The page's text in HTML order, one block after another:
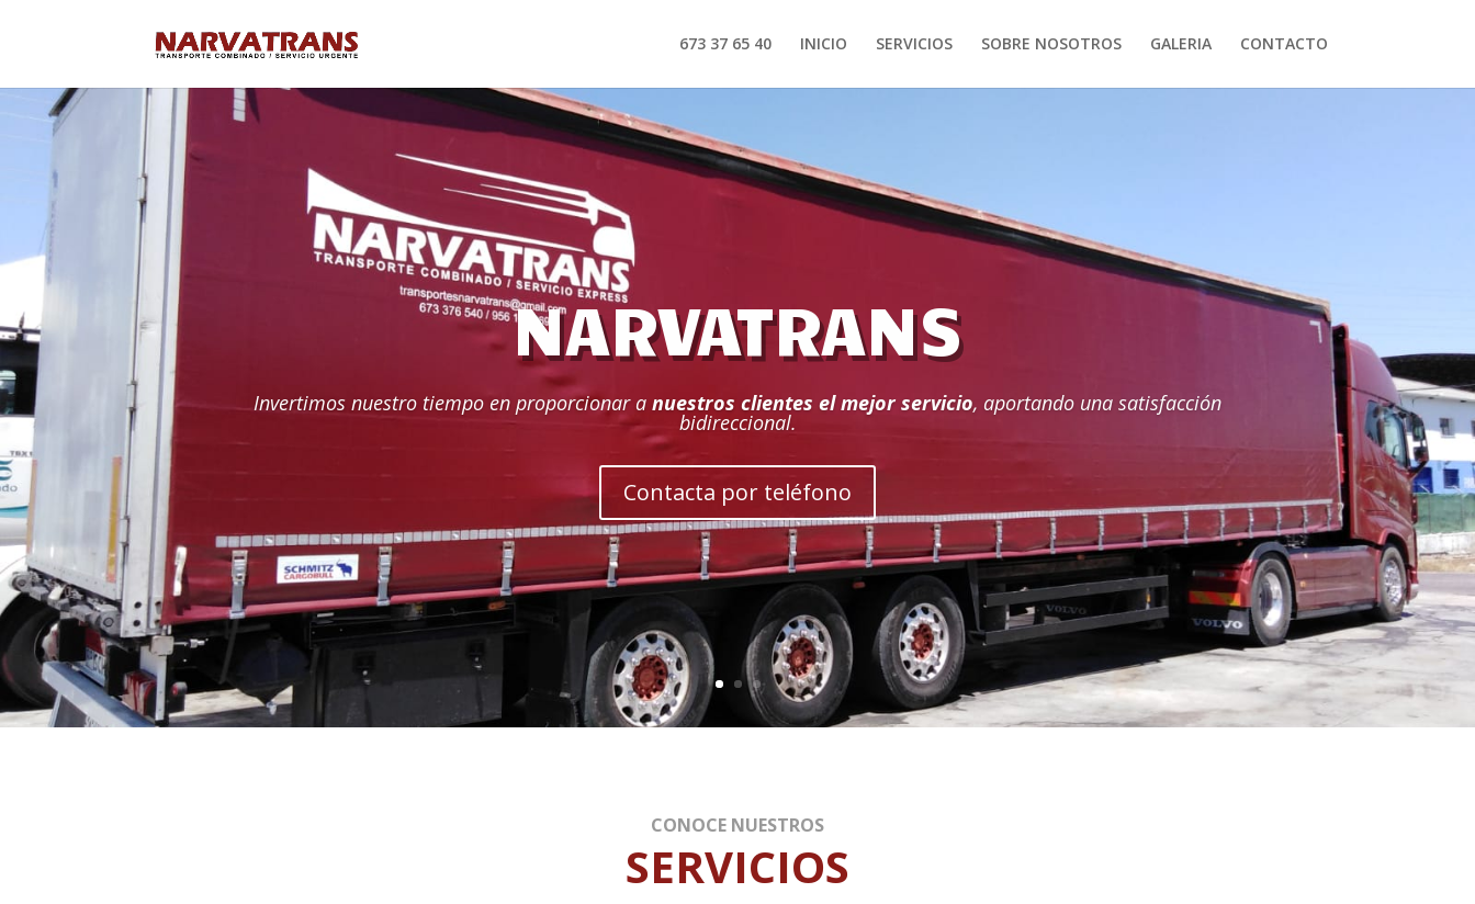
673 37 65 40 INICIO SERVICIOS SOBRE NOSOTROS GALERIA CONTACTO
NARVATRANS
Invertimos nuestro tiempo en proporcionar a nuestros clientes el mejor servicio, aportando una satisfacción
bidireccional.
Contacta por teléfono
CONOCE NUESTROS
SERVICIOS